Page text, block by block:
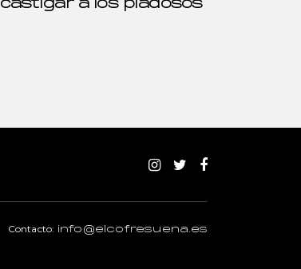
castigar a los piadosos
Contacto: info@elcofresuena.es